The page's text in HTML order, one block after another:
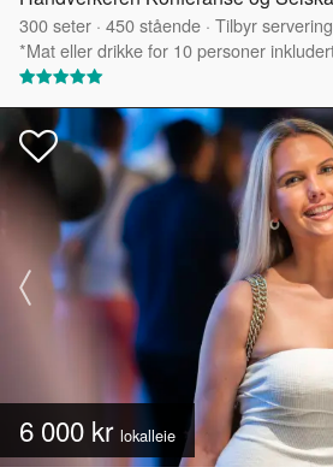
300seter · 450stående · Tilbyr servering
*Mat eller drikke for 10 personer
6 000 kr lokalleie